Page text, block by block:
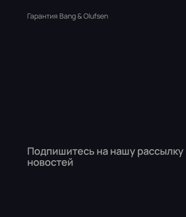
Гарантия Bang & Olufsen
Подпишитесь на нашу рассылку
новостей